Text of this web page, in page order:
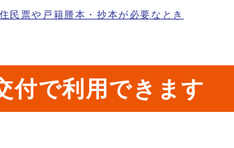
住民票や戸籍謄本・抄本が必要なとき
付で利用できます